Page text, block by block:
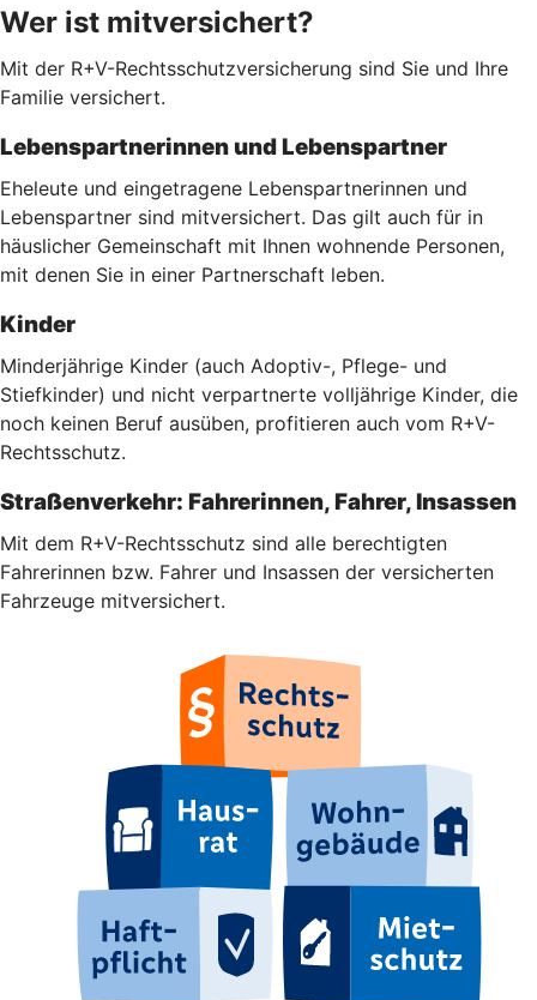
Wer ist mitversichert?
Mit der R+V-Rechtsschutzversicherung sind Sie und Ihre
Familie versichert.
Lebenspartnerinnen und Lebenspartner
Eheleute und eingetragene Lebenspartnerinnen und
Lebenspartner sind mitversichert. Das gilt auch für in
häuslicher Gemeinschaft mit Ihnen wohnende Personen,
mit denen Sie in einer Partnerschaft leben.
Kinder
Minderjährige Kinder (auch Adoptiv-, Pflege- und
Stiefkinder) und nicht verpartnerte volljährige Kinder, die
noch keinen Beruf ausüben, profitieren auch vom R+V-
Rechtsschutz.
Straßenverkehr: Fahrerinnen, Fahrer, Insassen
Mit dem R+V-Rechtsschutz sind alle berechtigten
Fahrerinnen bzw. Fahrer und Insassen der versicherten
Fahrzeuge mitversichert.